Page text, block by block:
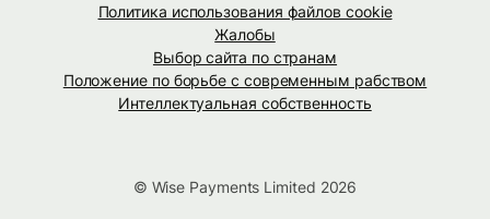
Политика использования файлов cookie
Жалобы
Выбор сайта по странам
Положение по борьбе с современным рабством
Интеллектуальная собственность
© Wise Payments Limited 2026